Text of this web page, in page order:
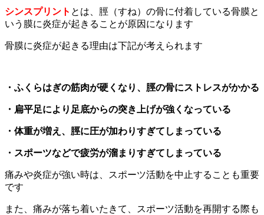
シンスプリント とは、脛（すね）の骨に付着している骨膜と
いう膜に炎症が起きることが原因になります
骨膜に炎症が起きる理由は下記が考えられます
・ふくらはぎの筋肉が硬くなり、脛の骨にストレスがかかる
・扁平足により足底からの突き上げが強くなっている
・体重が増え、脛に圧が加わりすぎてしまっている
・スポーツなどで疲労が溜まりすぎてしまっている
痛みや炎症が強い時は、スポーツ活動を中止することも重要
です
また、痛みが落ち着いたきて、スポーツ活動を再開する際も